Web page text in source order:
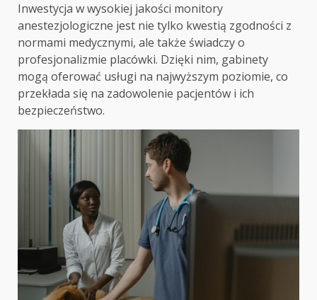
Inwestycja w wysokiej jakości monitory
anestezjologiczne jest nie tylko kwestią zgodności z
normami medycznymi, ale także świadczy o
profesjonalizmie placówki. Dzięki nim, gabinety
mogą oferować usługi na najwyższym poziomie, co
przekłada się na zadowolenie pacjentów i ich
bezpieczeństwo.